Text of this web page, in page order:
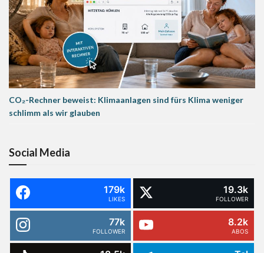
CO₂-Rechner beweist: Klimaanlagen sind fürs Klima weniger
schlimm als wir glauben
Social Media
179k
LIKES
19.3k
FOLLOWER
77k
FOLLOWER
8.2k
ABOS